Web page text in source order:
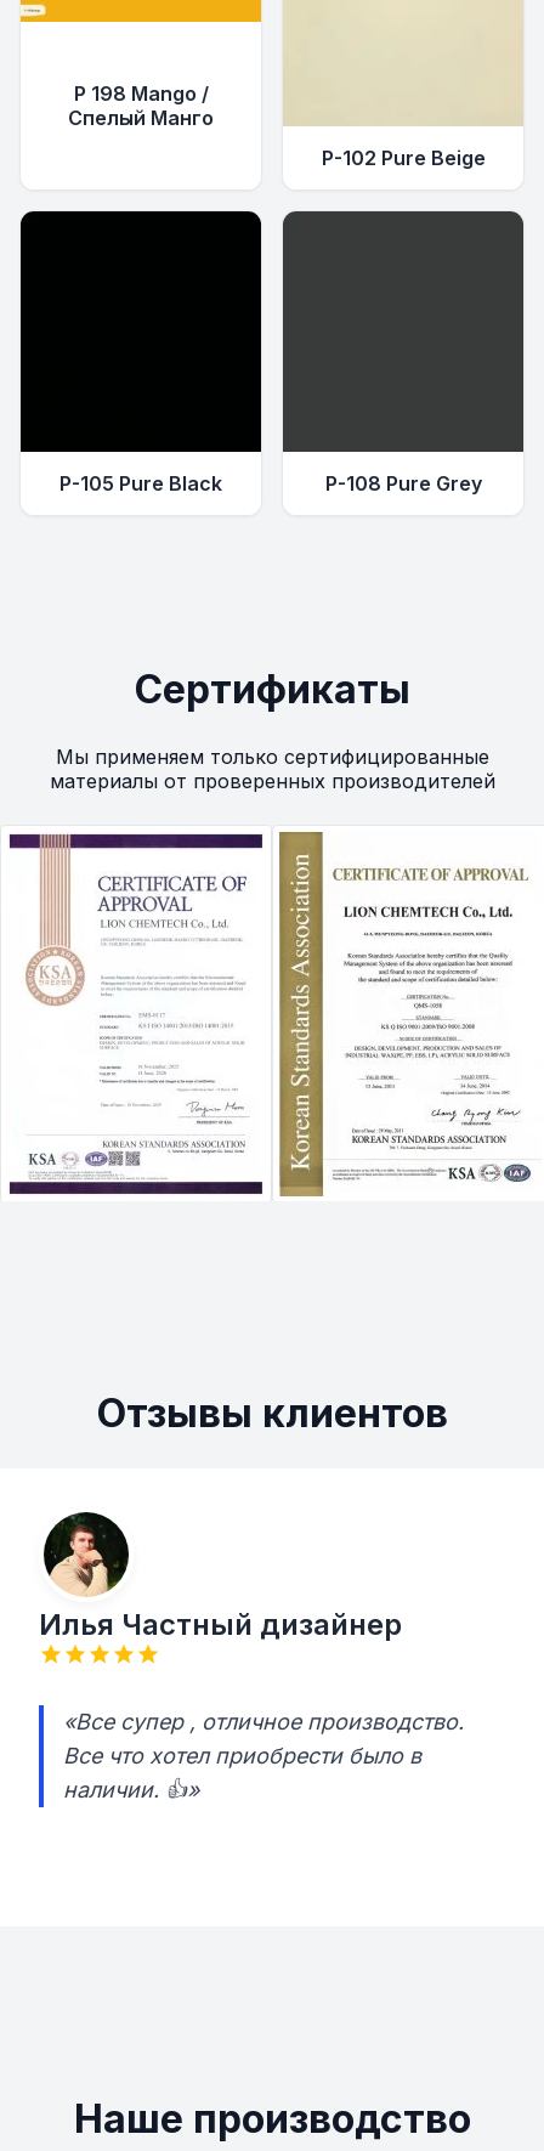
P 198 Mango /
Спелый Манго
P-102 Pure Beige
P-105 Pure Black P-108 Pure Grey
Сертификаты
Мы применяем только сертифицированные
материалы от проверенных производителей
Отзывы клиентов
Илья Частный дизайнер
«Все супер , отличное производство.
Все что хотел приобрести было в
наличии. 👍»
Наше производство